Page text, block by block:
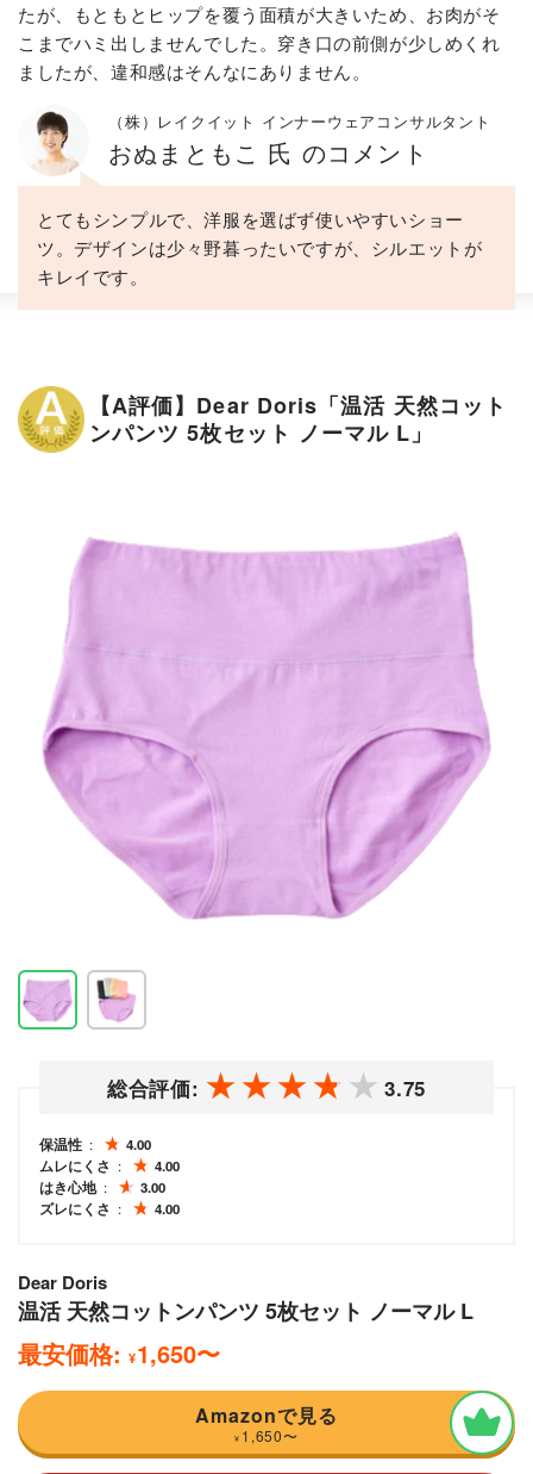
たが、もともとヒップを覆う面積が大きいため、お肉がそ
こまでハミ出しませんでした。穿き口の前側が少しめくれ
ましたが、違和感はそんなにありません。
（株）レイクイット インナーウェアコンサルタント
おぬまともこ 氏 のコメント
とてもシンプルで、洋服を選ばず使いやすいショー
ツ。デザインは少々野暮ったいですが、シルエットが
キレイです。
【A評価】Dear Doris「温活 天然コット
ンパンツ 5枚セット ノーマル L」
総合評価: 3.75
保温性
4.00
ムレにくさ
4.00
はき心地
3.00
ズレにくさ
4.00
Dear Doris
温活 天然コットンパンツ 5枚セット ノーマル L
最安価格: ¥1,650〜
Amazonで見る
¥ 1,650〜